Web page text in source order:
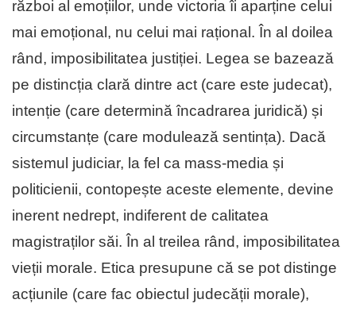
război al emoțiilor, unde victoria îi aparține celui
mai emoțional, nu celui mai rațional. În al doilea
rând, imposibilitatea justiției. Legea se bazează
pe distincția clară dintre act (care este judecat),
intenție (care determină încadrarea juridică) și
circumstanțe (care modulează sentința). Dacă
sistemul judiciar, la fel ca mass-media și
politicienii, contopește aceste elemente, devine
inerent nedrept, indiferent de calitatea
magistraților săi. În al treilea rând, imposibilitatea
vieții morale. Etica presupune că se pot distinge
acțiunile (care fac obiectul judecății morale),